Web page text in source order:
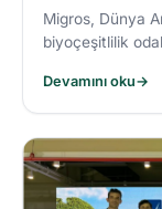
Migros, Dünya
biyoçeşitlilik
çevre dostu
Devamını oku→